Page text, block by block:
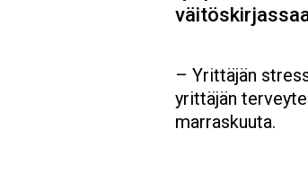
– Yrittäjän
yrittäjän
marraskuuta.